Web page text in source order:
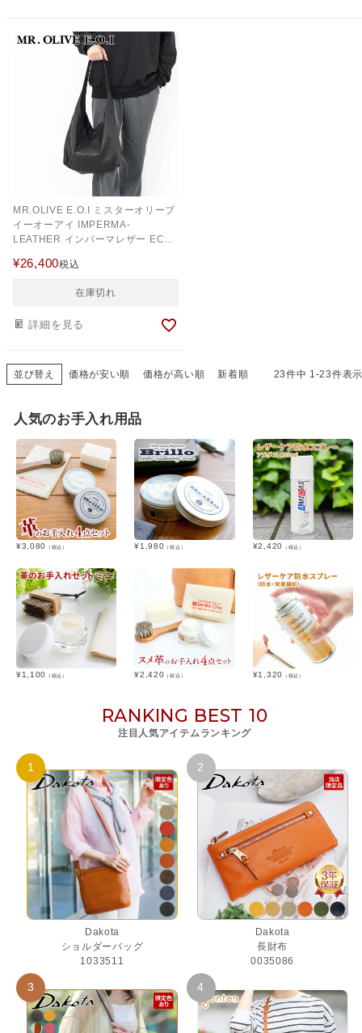
MR.OLIVE E.O.I ミスターオリーブ
イーオーアイ IMPERMA-
LEATHER インパーマレザー ECO
¥26,400税込
在庫切れ
詳細を見る
並び替え 価格が安い順 価格が高い順 新着順 23件中 1-23件表示
人気のお手入れ用品
¥3,080 （税込） ¥1,980 （税込） ¥2,420 （税込）
¥1,100 （税込） ¥2,420 （税込） ¥1,320 （税込）
RANKING BEST 10
注目人気アイテムランキング
Dakota
ショルダーバッグ
1033511
Dakota
長財布
0035086